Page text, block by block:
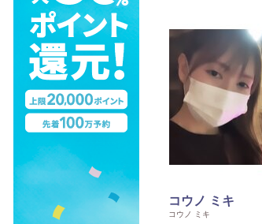
コウノ ミキ
コウノ ミキ